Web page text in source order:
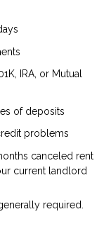
IRA, or Mutual
of deposits
problems
canceled rent
current landlord
required.